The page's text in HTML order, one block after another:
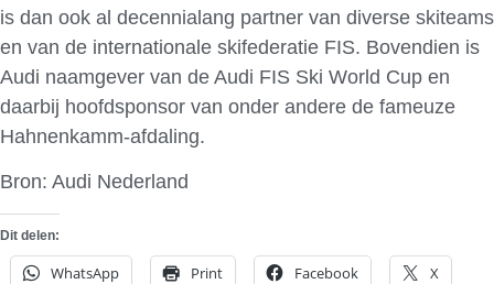
is dan ook al decennialang partner van diverse skiteams
en van de internationale skifederatie FIS. Bovendien is
Audi naamgever van de Audi FIS Ski World Cup en
daarbij hoofdsponsor van onder andere de fameuze
Hahnenkamm-afdaling.
Bron: Audi Nederland
Dit delen:
WhatsApp Print Facebook X